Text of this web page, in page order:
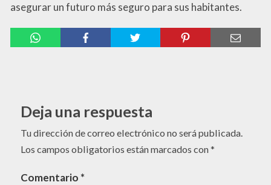
asegurar un futuro más seguro para sus habitantes.
Deja una respuesta
Tu dirección de correo electrónico no será publicada.
Los campos obligatorios están marcados con*
Comentario *